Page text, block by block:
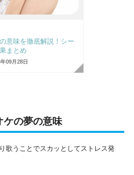
意味を徹底解説！シー
まとめ
09月28日
ケの夢の意味
歌うことでスカッとしてストレス発